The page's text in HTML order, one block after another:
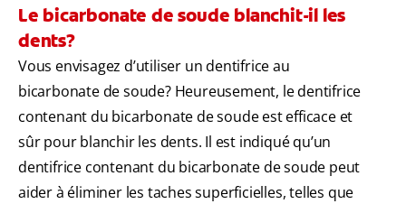
Le bicarbonate de soude blanchit-il les
dents?
Vous envisagez d’utiliser un dentifrice au
bicarbonate de soude? Heureusement, le dentifrice
contenant du bicarbonate de soude est efficace et
sûr pour blanchir les dents. Il est indiqué qu’un
dentifrice contenant du bicarbonate de soude peut
aider à éliminer les taches superficielles, telles que